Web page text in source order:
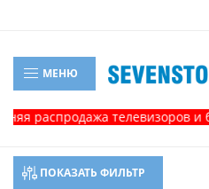
МЕНЮ
телевизоров и
ПОКАЗАТЬ ФИЛЬТР